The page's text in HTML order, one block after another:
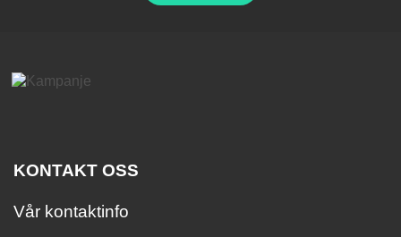
KONTAKT OSS
Vår kontaktinfo